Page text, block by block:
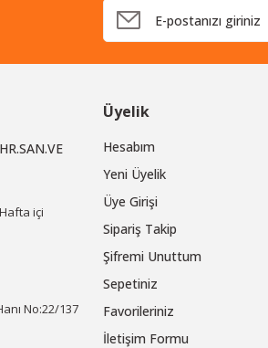
içi
No:22/137
Üyelik
Hesabım
Yeni Üyelik
Üye Girişi
Sipariş Takip
Şifremi Unuttum
Sepetiniz
Favorileriniz
İletişim Formu